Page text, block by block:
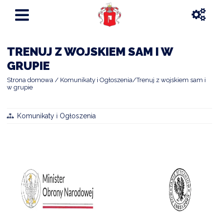
TRENUJ Z WOJSKIEM SAM I W
GRUPIE
Strona domowa Komunikaty i Ogłoszenia Trenuj z wojskiem sam i
w grupie
Komunikaty i Ogłoszenia